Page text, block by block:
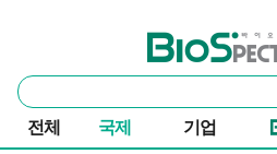
바이오스펙테이터
통
합
검
색
전체 국제 기업